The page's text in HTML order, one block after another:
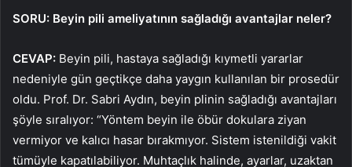
SORU: Beyin pili ameliyatının sağladığı avantajlar neler?
CEVAP: Beyin pili, hastaya sağladığı kıymetli yararlar
nedeniyle gün geçtikçe daha yaygın kullanılan bir prosedür
oldu. Prof. Dr. Sabri Aydın, beyin plinin sağladığı avantajları
şöyle sıralıyor: “Yöntem beyin ile öbür dokulara ziyan
vermiyor ve kalıcı hasar bırakmıyor. Sistem istenildiği vakit
tümüyle kapatılabiliyor. Muhtaçlık halinde, ayarlar, uzaktan